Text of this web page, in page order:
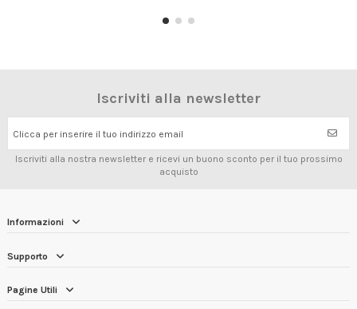
Iscriviti alla newsletter
Clicca per inserire il tuo indirizzo email
Iscriviti alla nostra newsletter e ricevi un buono sconto per il tuo prossimo
acquisto
Informazioni
Supporto
Pagine Utili